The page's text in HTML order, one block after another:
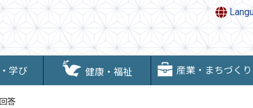
学び 健康・福祉 産業・まちづくり
答